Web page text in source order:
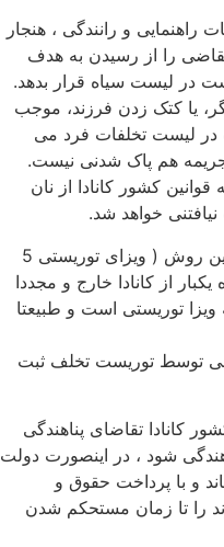
راهنمایی و رانندگی ، هنجار
را از رسیدن به هدف
در لیست سیاه قرار بدهد.
یا کتک زدن فرزند، موجب
در لیست تخلفات فرد می
جریمه هم پاک شدنی نیست.
قوانین کشور کانادا از نان
خواهد شد.
یاد آور می شویم که برای زندگی در این روش ( ویزای توریستی 5
مسافر حتما میبایست هر 6 ماه یکبار از کانادا خارج و مجددا
توریستی است و طبیعتا
توسط توریست تخلف ثبت
کانادا تقاضای پناهندگی
شود ، در اینصورت دولت
و با پرداخت حقوق و
را تا زمان مستحکم شدن